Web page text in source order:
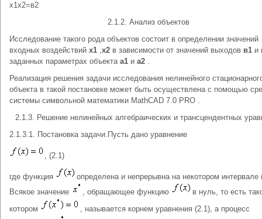
х1х2=в2
2.1.2. Анализ объектов
Исследование такого рода объектов состоит в определении значений
входных воздействий х1 ,х2 в зависимости от значений выходов в1 и
заданных параметрах объекта а1 и а2 .
Реализация решения задачи исследования нелинейного
объекта в такой постановке может быть осуществлена с помощью
системы символьной математики MathCAD 7.0 PRO .
2.1.3. Решение нелинейных алгебраических и трансцендентных
2.1.3.1. Постановка задачи.Пусть дано уравнение
, (2.1)
где функция
определена и непрерывна на некотором
Всякое значение
, обращающее функцию
в нуль, то есть
котором
, называется корнем уравнения (2.1), а процесс